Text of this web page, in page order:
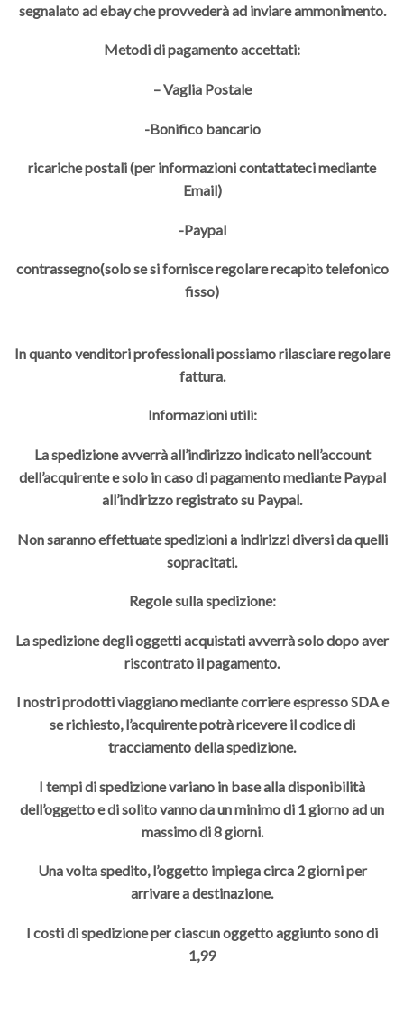
segnalato ad ebay che provvederà ad inviare ammonimento.
Metodi di pagamento accettati:
– Vaglia Postale
-Bonifico bancario
ricariche postali (per informazioni contattateci mediante
Email)
-Paypal
contrassegno(solo se si fornisce regolare recapito telefonico
fisso)
In quanto venditori professionali possiamo rilasciare regolare
fattura.
Informazioni utili:
La spedizione avverrà all’indirizzo indicato nell’account
dell’acquirente e solo in caso di pagamento mediante Paypal
all’indirizzo registrato su Paypal.
Non saranno effettuate spedizioni a indirizzi diversi da quelli
sopracitati.
Regole sulla spedizione:
La spedizione degli oggetti acquistati avverrà solo dopo aver
riscontrato il pagamento.
I nostri prodotti viaggiano mediante corriere espresso SDA e
se richiesto, l’acquirente potrà ricevere il codice di
tracciamento della spedizione.
I tempi di spedizione variano in base alla disponibilità
dell’oggetto e di solito vanno da un minimo di 1 giorno ad un
massimo di 8 giorni.
Una volta spedito, l’oggetto impiega circa 2 giorni per
arrivare a destinazione.
I costi di spedizione per ciascun oggetto aggiunto sono di
1,99